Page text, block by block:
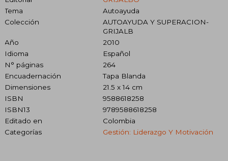
Tema
Autoayuda
Colección
AUTOAYUDA Y SUPERACION-
GRIJALB
Año
2010
Idioma
Español
N° páginas
264
Encuadernación
Tapa Blanda
Dimensiones
21.5 x 14 cm
ISBN
9588618258
ISBN13
9789588618258
Editado en
Colombia
Categorías
Gestión: Liderazgo Y Motivación